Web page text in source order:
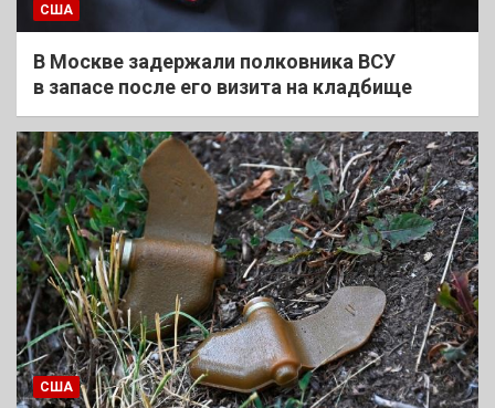
США
В Москве задержали полковника ВСУ
в запасе после его визита на кладбище
США